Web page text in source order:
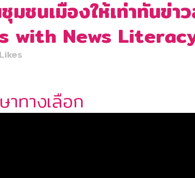
มชนเมืองให้เท่าทันข่า
with News
Likes
าทางเลือก